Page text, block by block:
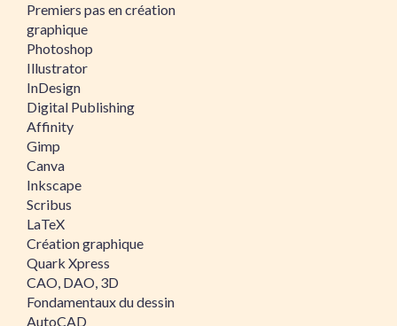
Premiers pas en création
graphique
Photoshop
Illustrator
InDesign
Digital Publishing
Affinity
Gimp
Canva
Inkscape
Scribus
LaTeX
Création graphique
Quark Xpress
CAO, DAO, 3D
Fondamentaux du dessin
AutoCAD